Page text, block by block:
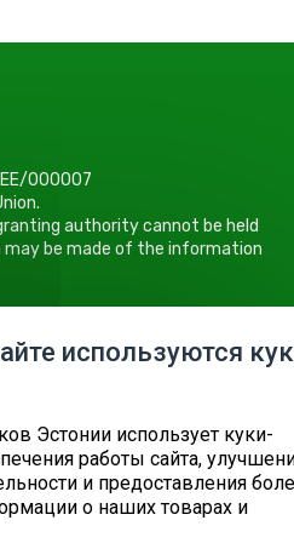
СРЕДЫ ЗАПРОС
EE/000007
authority cannot be held
may be made of the information
используются
Эстонии использует куки-
работы сайта,
и предоставления
о наших товарах и